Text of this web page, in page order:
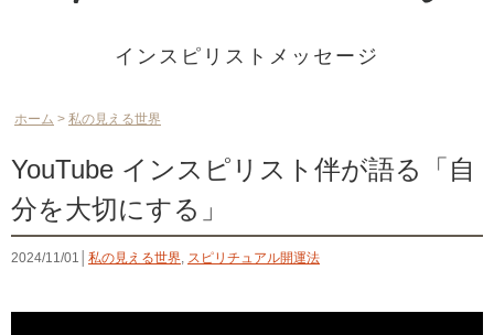
インスピリストメッセージ
ホーム > 私の見える世界
YouTube インスピリスト伴が語る「自
分を大切にする」
2024/11/01│ 私の見える世界, スピリチュアル開運法